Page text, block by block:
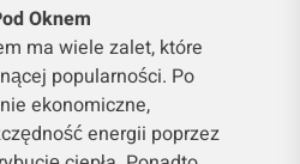
Oknem
ma wiele zalet, które
popularności. Po
ekonomiczne,
energii poprzez